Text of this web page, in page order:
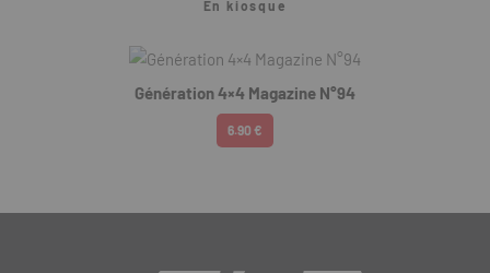
En kiosque
Génération 4×4 Magazine N°94
6.90 €